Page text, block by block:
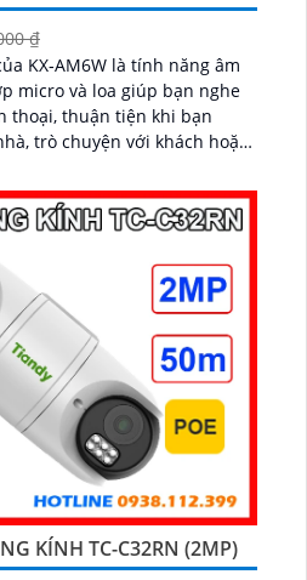
₫
KX‑AM6W là tính năng âm
micro và loa giúp bạn nghe
thoại, thuận tiện khi bạn
trò chuyện với khách hoặc
đây thực sự là giải pháp
nhẹ mà vô cùng hiệu quả...
KÍNH TC-C32RN (2MP)